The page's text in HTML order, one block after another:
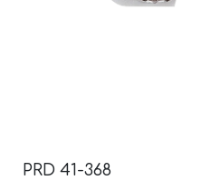
PRD 41-368